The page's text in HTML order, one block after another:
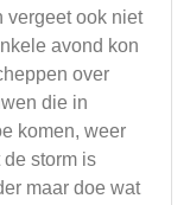
vergeet ook niet
avond kon
over
die in
komen, weer
storm is
maar doe wat